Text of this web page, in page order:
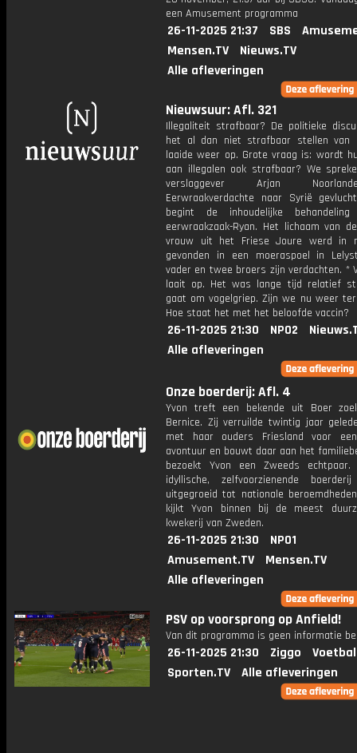
een Amusement programma
26-11-2025 21:37 SBS
Mensen.TV
Nieuws.TV
Alle afleveringen
Nieuwsuur: Afl. 321
Illegaliteit strafbaar? De politieke
het al dan niet strafbaar stellen van
laaide weer op. Grote vraag is: wordt
aan illegalen ook strafbaar? We
verslaggever Arjan
Eerwraakverdachte naar Syrië
begint de inhoudelijke
eerwraakzaak-Ryan. Het lichaam van
vrouw uit het Friese Joure werd in
gevonden in een moeraspoel in
vader en twee broers zijn verdachten. *
laait op. Het was lange tijd relatief
gaat om vogelgriep. Zijn we nu weer
Hoe staat het met het beloofde vaccin?
26-11-2025 21:30 NPO2
Alle afleveringen
Onze boerderij: Afl. 4
Yvon treft een bekende uit Boer
Bernice. Zij verruilde twintig jaar
met haar ouders Friesland voor
avontuur en bouwt daar aan het
bezoekt Yvon een Zweeds
idyllische, zelfvoorzienende
uitgegroeid tot nationale
kijkt Yvon binnen bij de meest
kwekerij van Zweden.
26-11-2025 21:30
NPO1
Amusement.TV
Mensen.TV
Alle afleveringen
PSV op voorsprong op Anfield!
Van dit programma is geen informatie
26-11-2025 21:30 Ziggo
Sporten.TV
Alle afleveringen